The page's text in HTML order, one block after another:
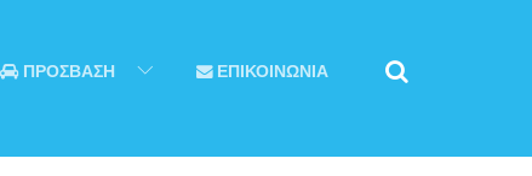
ΠΡΟΣΒΑΣΗ ΕΠΙΚΟΙΝΩΝΙΑ